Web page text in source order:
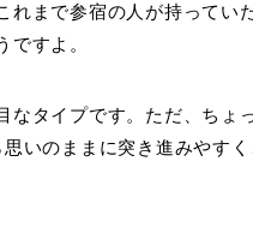
れまで参宿の人が持ってい
すよ。
タイプです。ただ、ちょ
いのままに突き進みやす